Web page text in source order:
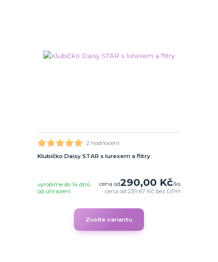
2 hodnocení
Klubíčko Daisy STAR s lurexem a flitry
cena od290,00 Kč/ks
cena od239,67 Kč bez DPH
vyrobíme do 14 dnů
od uhrazení
Zvolte variantu